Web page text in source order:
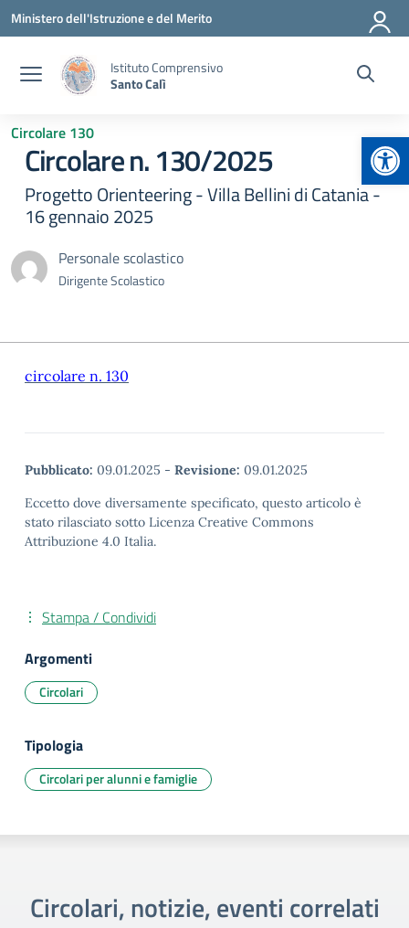
Vai ai contenuti
Vai al menu di navigazione
Vai al footer
Ministero dell'Istruzione e del Merito
Istituto Comprensivo
Santo Calì
Circolare 130
Circolare n. 130/2025
Progetto Orienteering - Villa Bellini di Catania -
16 gennaio 2025
Personale scolastico
Dirigente Scolastico
circolare n. 130
Pubblicato: 09.01.2025 - Revisione: 09.01.2025
Eccetto dove diversamente specificato, questo articolo è
stato rilasciato sotto Licenza Creative Commons
Attribuzione 4.0 Italia.
Stampa / Condividi
Argomenti
Circolari
Tipologia
Circolari per alunni e famiglie
Circolari, notizie, eventi correlati